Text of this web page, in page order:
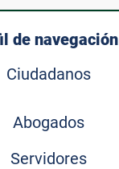
de navegación
Ciudadanos
Abogados
Servidores